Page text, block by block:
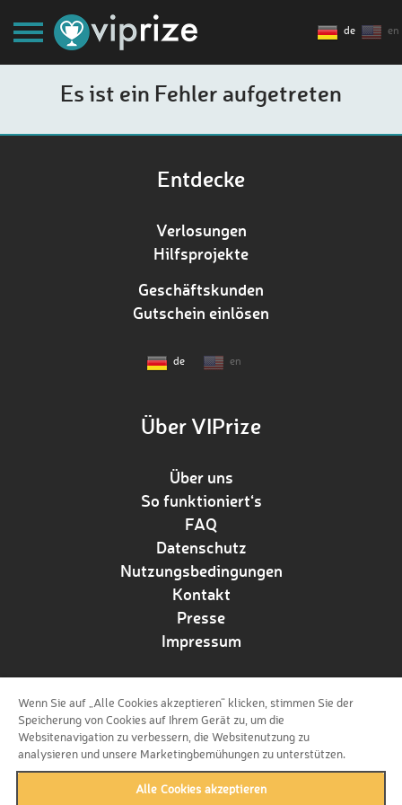
de en
Es ist ein Fehler aufgetreten
Entdecke
Verlosungen
Hilfsprojekte
Geschäftskunden
Gutschein einlösen
de en
Über VIPrize
Über uns
So funktioniert‘s
FAQ
Datenschutz
Nutzungsbedingungen
Kontakt
Presse
Impressum
Folge uns!
Wenn Sie auf „Alle Cookies akzeptieren“ klicken, stimmen Sie der
Speicherung von Cookies auf Ihrem Gerät zu, um die
Websitenavigation zu verbessern, die Websitenutzung zu
analysieren und unsere Marketingbemühungen zu unterstützen.
Alle Cookies akzeptieren